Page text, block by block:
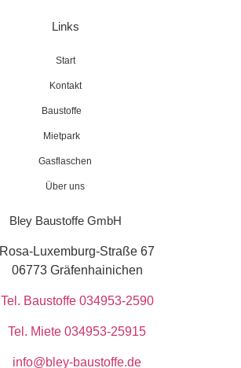
Links
Start
Kontakt
Baustoffe
Mietpark
Gasflaschen
Über uns
Bley Baustoffe GmbH
Rosa-Luxemburg-Straße 67
06773 Gräfenhainichen
Tel. Baustoffe 034953-2590
Tel. Miete 034953-25915
info@bley-baustoffe.de